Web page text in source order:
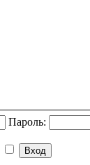
Пароль: